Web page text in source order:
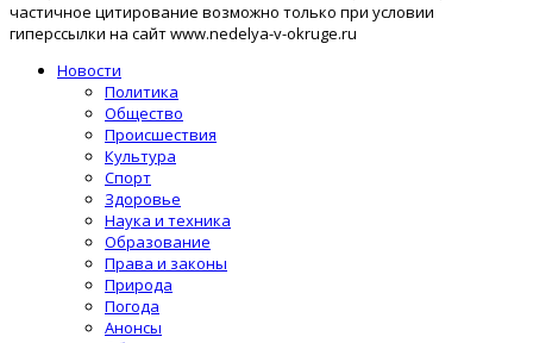
частичное цитирование возможно только при условии
гиперссылки на сайт www.nedelya-v-okruge.ru
Новости
Политика
Общество
Происшествия
Культура
Спорт
Здоровье
Наука и техника
Образование
Права и законы
Природа
Погода
Анонсы